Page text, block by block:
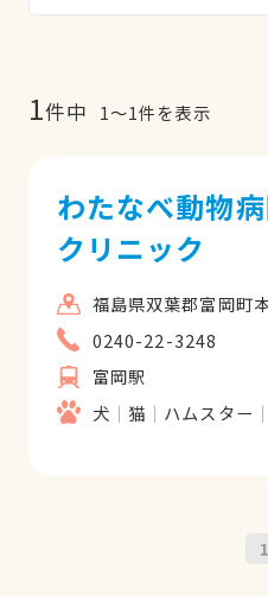
1件中 1〜1件を表示
わたなべ動物
クリニック
福島県双葉郡富岡町
0240-22-3248
富岡駅
犬
猫 ハムスター
1